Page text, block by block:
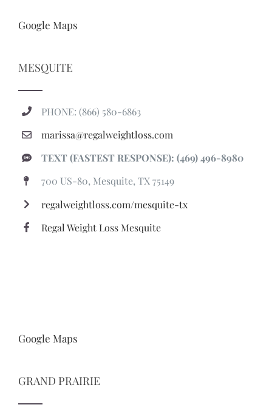
Google Maps
MESQUITE
PHONE: (866) 580-6863
marissa@regalweightloss.com
TEXT (FASTEST RESPONSE): (469) 496-8980
700 US-80, Mesquite, TX 75149
regalweightloss.com/mesquite-tx
Regal Weight Loss Mesquite
Google Maps
GRAND PRAIRIE